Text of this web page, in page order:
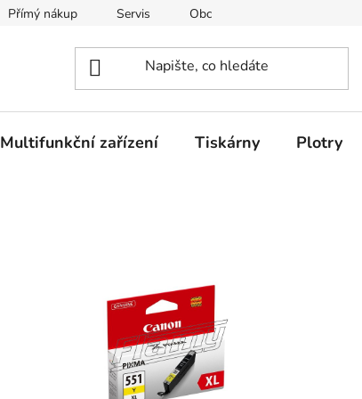
Přímý nákup Servis Obchodní podmínky
Multifunkční zařízení Tiskárny Plotry